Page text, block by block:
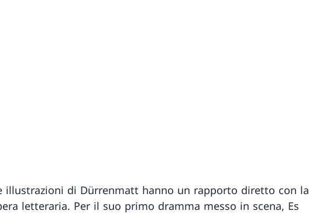
illustrazioni di Dürrenmatt hanno un rapporto diretto con la
letteraria. Per il suo primo dramma messo in scena, Es